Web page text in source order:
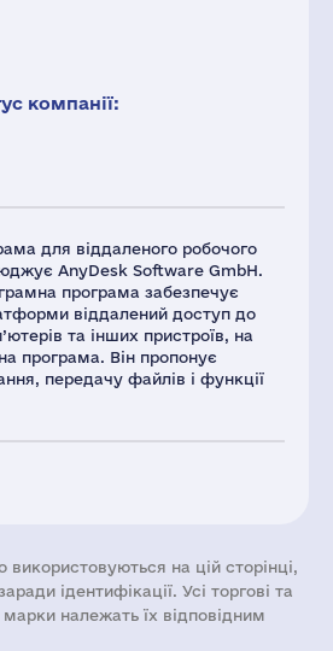
для віддаленого робочого
AnyDesk Software GmbH.
програма забезпечує
віддалений доступ до
та інших пристроїв, на
програма. Він пропонує
передачу файлів і функції
компанії:
використовуються на цій сторінці,
ідентифікації. Усі торгові та
марки належать їх відповідним